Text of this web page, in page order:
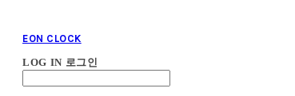
EON CLOCK
LOG IN 로그인